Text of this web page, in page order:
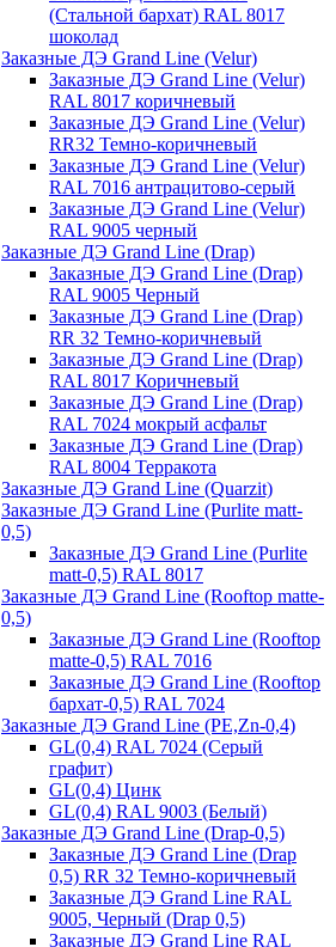
(Стальной бархат) RAL 8017
шоколад
Заказные ДЭ Grand Line (Velur)
Заказные ДЭ Grand Line (Velur)
RAL 8017 коричневый
Заказные ДЭ Grand Line (Velur)
RR32 Темно-коричневый
Заказные ДЭ Grand Line (Velur)
RAL 7016 антрацитово-серый
Заказные ДЭ Grand Line (Velur)
RAL 9005 черный
Заказные ДЭ Grand Line (Drap)
Заказные ДЭ Grand Line (Drap)
RAL 9005 Черный
Заказные ДЭ Grand Line (Drap)
RR 32 Темно-коричневый
Заказные ДЭ Grand Line (Drap)
RAL 8017 Коричневый
Заказные ДЭ Grand Line (Drap)
RAL 7024 мокрый асфальт
Заказные ДЭ Grand Line (Drap)
RAL 8004 Терракота
Заказные ДЭ Grand Line (Quarzit)
Заказные ДЭ Grand Line (Purlite matt-
0,5)
Заказные ДЭ Grand Line (Purlite
matt-0,5) RAL 8017
Заказные ДЭ Grand Line (Rooftop matte-
0,5)
Заказные ДЭ Grand Line (Rooftop
matte-0,5) RAL 7016
Заказные ДЭ Grand Line (Rooftop
бархат-0,5) RAL 7024
Заказные ДЭ Grand Line (PE,Zn-0,4)
GL(0,4) RAL 7024 (Серый
графит)
GL(0,4) Цинк
GL(0,4) RAL 9003 (Белый)
Заказные ДЭ Grand Line (Drap-0,5)
Заказные ДЭ Grand Line (Drap
0,5) RR 32 Темно-коричневый
Заказные ДЭ Grand Line RAL
9005, Черный (Drap 0,5)
Заказные ДЭ Grand Line RAL